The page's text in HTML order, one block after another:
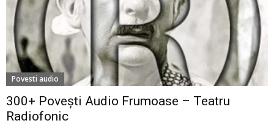
Povesti audio
300+ Povești Audio Frumoase – Teatru
Radiofonic